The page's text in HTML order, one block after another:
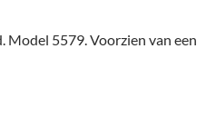
Model 5579. Voorzien van een